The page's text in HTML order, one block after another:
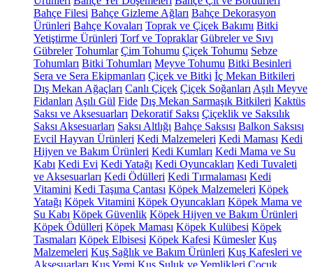
Bahçe Filesi Bahçe Gizleme Ağları Bahçe Dekorasyon
Ürünleri Bahçe Kovaları Toprak ve Çiçek Bakımı Bitki
Yetiştirme Ürünleri Torf ve Topraklar Gübreler ve Sıvı
Gübreler Tohumlar Çim Tohumu Çiçek Tohumu Sebze
Tohumları Bitki Tohumları Meyve Tohumu Bitki Besinleri
Sera ve Sera Ekipmanları Çiçek ve Bitki İç Mekan Bitkileri
Dış Mekan Ağaçları Canlı Çiçek Çiçek Soğanları Aşılı Meyve
Fidanları Aşılı Gül Fide Dış Mekan Sarmaşık Bitkileri Kaktüs
Saksı ve Aksesuarları Dekoratif Saksı Çiçeklik ve Saksılık
Saksı Aksesuarları Saksı Altlığı Bahçe Saksısı Balkon Saksısı
Evcil Hayvan Ürünleri Kedi Malzemeleri Kedi Maması Kedi
Hijyen ve Bakım Ürünleri Kedi Kumları Kedi Mama ve Su
Kabı Kedi Evi Kedi Yatağı Kedi Oyuncakları Kedi Tuvaleti
ve Aksesuarları Kedi Ödülleri Kedi Tırmalaması Kedi
Vitamini Kedi Taşıma Çantası Köpek Malzemeleri Köpek
Yatağı Köpek Vitamini Köpek Oyuncakları Köpek Mama ve
Su Kabı Köpek Güvenlik Köpek Hijyen ve Bakım Ürünleri
Köpek Ödülleri Köpek Maması Köpek Kulübesi Köpek
Tasmaları Köpek Elbisesi Köpek Kafesi Kümesler Kuş
Malzemeleri Kuş Sağlık ve Bakım Ürünleri Kuş Kafesleri ve
Aksesuarları Kuş Yemi Kuş Suluk ve Yemlikleri Çocuk